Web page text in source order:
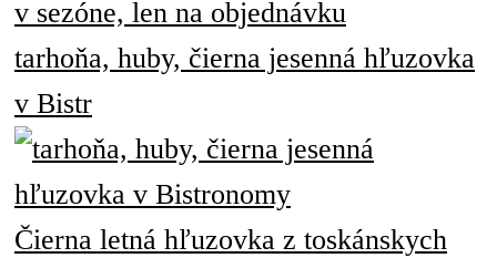
tarhoňa, huby, čierna jesenná hľuzovka
v Bistr
Čierna letná hľuzovka z toskánskych